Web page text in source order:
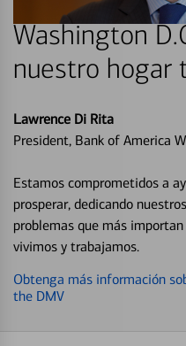
Washington
nuestro hogar
Lawrence Di Rita
President, Bank of America
Estamos comprometidos a
prosperar, dedicando
problemas que más
vivimos y trabajamos.
Obtenga más información
the DMV